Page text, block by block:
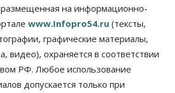
назвал главные причины
недвижимости в НСО
пунктах Мошковского района
мобильную связь
на информационно-
www.Infopro54.ru (тексты,
графические материалы,
видео), охраняется в соответствии
РФ. Любое использование
допускается только при